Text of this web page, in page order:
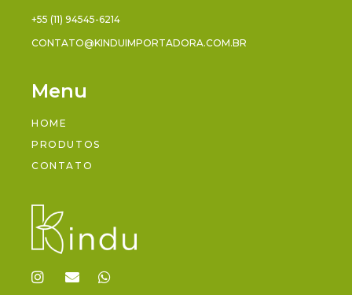
Menu
HOME
PRODUTOS
CONTATO
+55 (11) 94545-6214
CONTATO@KINDUIMPORTADORA.COM.BR